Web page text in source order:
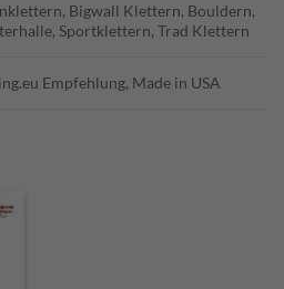
Bigwall Klettern, Bouldern,
Sportklettern, Trad Klettern
Empfehlung, Made in USA